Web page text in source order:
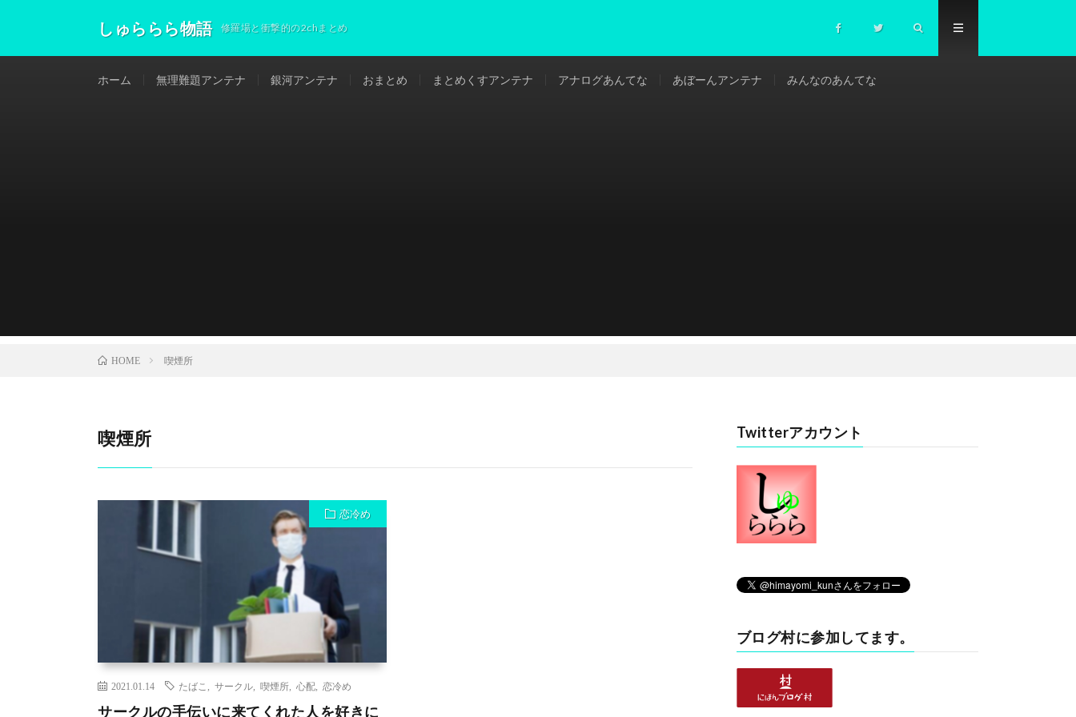
しゅららら物語 修羅場と衝撃的の2chまとめ
ホーム 無理難題アンテナ 銀河アンテナ おまとめ まとめくすアンテナ アナログあんてな あぼーんアンテナ みんなのあんてな
HOME 喫煙所
喫煙所
恋冷め
2021.01.14 たばこ サークル 喫煙所 心配 恋冷め
サークルの手伝いに来てくれた人を好きに
Twitterアカウント
ブログ村に参加してます。